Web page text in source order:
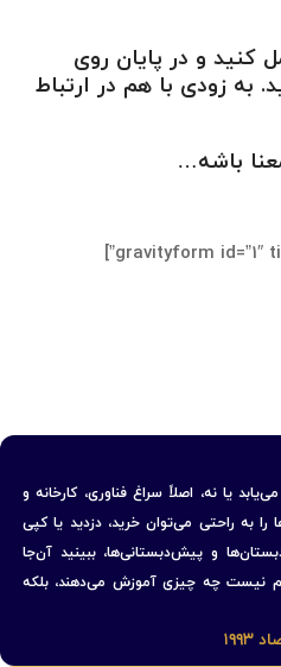
کنید و در پایان روی
به زودی با هم در ارتباط
باشه…
یا نه، اصلاً سراغ فناوری، کارخانه و
را به راحتی می‌توان خرید، دزدید یا کپی
و پیش‌دبستانی‌ها، ببینید آن‌جا
نیست چه چیزی آموزش می‌دهند، بلکه